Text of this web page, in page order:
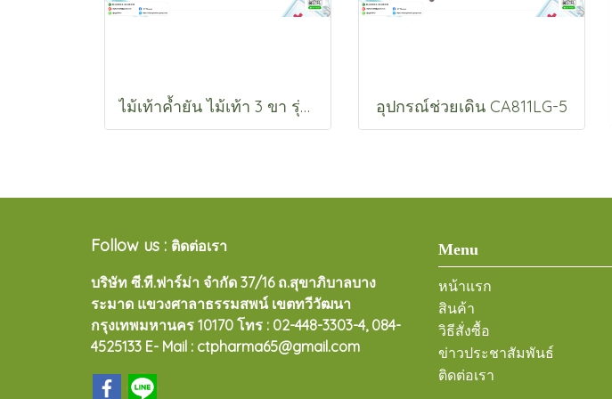
ไม้เท้าค้ำยัน ไม้เท้า 3 ขา รุ่น CA843 อุปกรณ์ช่วยเดิน CA811LG-5
Follow us : ติดต่อเรา
บริษัท ซี.ที.ฟาร์ม่า จำกัด 37/16 ถ.สุขาภิบาลบาง
ระมาด แขวงศาลาธรรมสพน์ เขตทวีวัฒนา
กรุงเทพมหานคร 10170 โทร : 02-448-3303-4, 084-
4525133 E- Mail : ctpharma65@gmail.com
Menu
หน้าแรก
สินค้า
วิธีสั่งซื้อ
ข่าวประชาสัมพันธ์
ติดต่อเรา